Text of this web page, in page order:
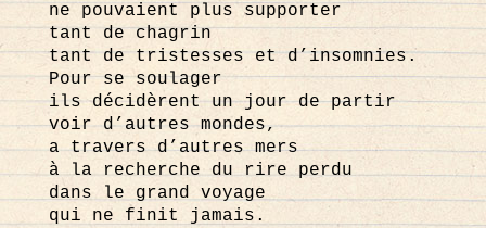
ne pouvaient plus supporter
tant de chagrin
tant de tristesses et d’insomnies.
Pour se soulager
ils décidèrent un jour de partir
voir d’autres mondes,
a travers d’autres mers
à la recherche du rire perdu
dans le grand voyage
qui ne finit jamais.